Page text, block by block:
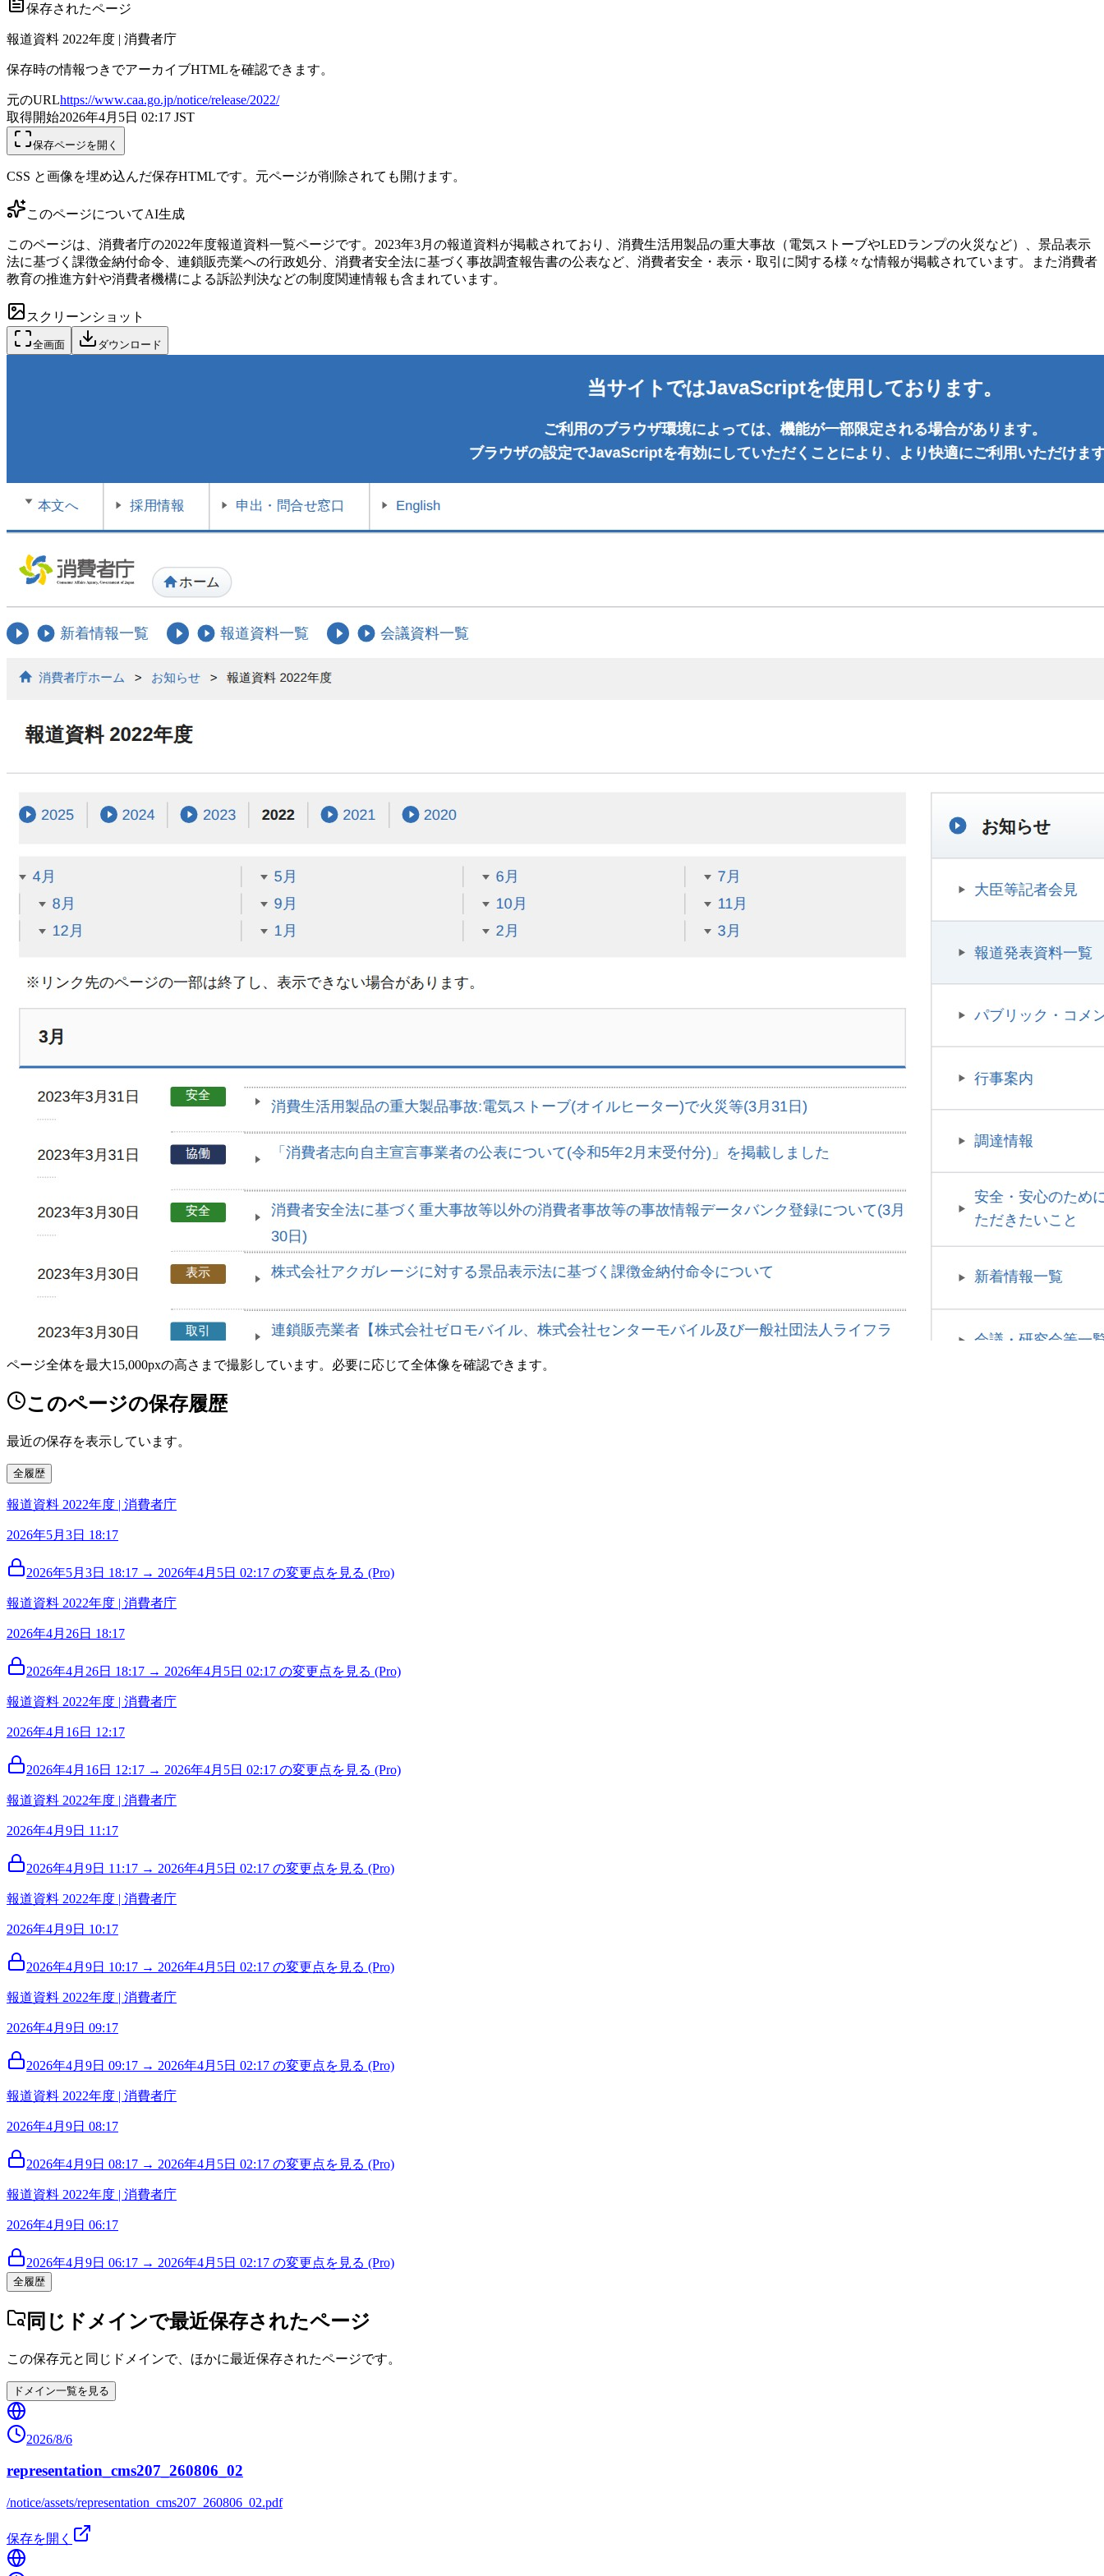
保存されたページ
報道資料 2022年度 | 消費者庁
保存時の情報つきでアーカイブHTMLを確認できます。
元のURLhttps://www.caa.go.jp/notice/release/2022/
取得開始2026年4月5日 02:17 JST
保存ページを開く
CSS と画像を埋め込んだ保存HTMLです。元ページが削除されても開けます。
このページについてAI生成
このページは、消費者庁の2022年度報道資料一覧ページです。2023年3月の報道資料が掲載されており、消費生活用製品の重大事故（電気ストーブやLEDランプの火災など）、景品表示
法に基づく課徴金納付命令、連鎖販売業への行政処分、消費者安全法に基づく事故調査報告書の公表など、消費者安全・表示・取引に関する様々な情報が掲載されています。また消費者
教育の推進方針や消費者機構による訴訟判決などの制度関連情報も含まれています。
スクリーンショット
全画面 ダウンロード
ページ全体を最大15,000pxの高さまで撮影しています。必要に応じて全体像を確認できます。
このページの保存履歴
最近の保存を表示しています。
全履歴
報道資料 2022年度 | 消費者庁
2026年5月3日 18:17
2026年5月3日 18:17 → 2026年4月5日 02:17 の変更点を見る (Pro)
報道資料 2022年度 | 消費者庁
2026年4月26日 18:17
2026年4月26日 18:17 → 2026年4月5日 02:17 の変更点を見る (Pro)
報道資料 2022年度 | 消費者庁
2026年4月16日 12:17
2026年4月16日 12:17 → 2026年4月5日 02:17 の変更点を見る (Pro)
報道資料 2022年度 | 消費者庁
2026年4月9日 11:17
2026年4月9日 11:17 → 2026年4月5日 02:17 の変更点を見る (Pro)
報道資料 2022年度 | 消費者庁
2026年4月9日 10:17
2026年4月9日 10:17 → 2026年4月5日 02:17 の変更点を見る (Pro)
報道資料 2022年度 | 消費者庁
2026年4月9日 09:17
2026年4月9日 09:17 → 2026年4月5日 02:17 の変更点を見る (Pro)
報道資料 2022年度 | 消費者庁
2026年4月9日 08:17
2026年4月9日 08:17 → 2026年4月5日 02:17 の変更点を見る (Pro)
報道資料 2022年度 | 消費者庁
2026年4月9日 06:17
2026年4月9日 06:17 → 2026年4月5日 02:17 の変更点を見る (Pro)
全履歴
同じドメインで最近保存されたページ
この保存元と同じドメインで、ほかに最近保存されたページです。
ドメイン一覧を見る
2026/8/6
representation_cms207_260806_02
/notice/assets/representation_cms207_260806_02.pdf
保存を開く